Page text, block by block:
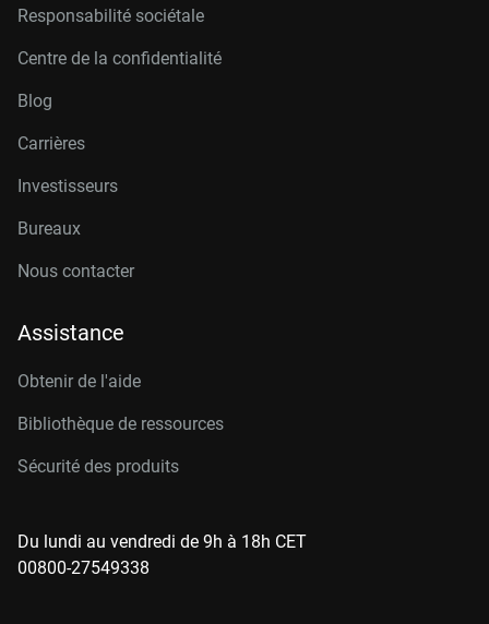
Responsabilité sociétale
Centre de la confidentialité
Blog
Carrières
Investisseurs
Bureaux
Nous contacter
Assistance
Obtenir de l'aide
Bibliothèque de ressources
Sécurité des produits
Du lundi au vendredi de 9h à 18h CET
00800-27549338